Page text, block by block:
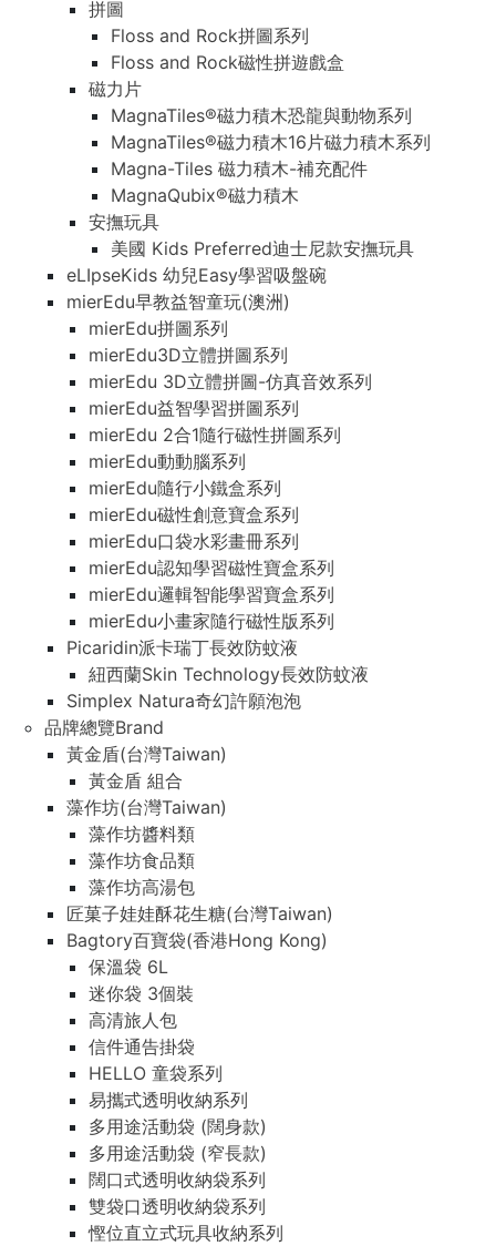
拼圖
Floss and Rock拼圖系列
Floss and Rock磁性拼遊戲盒
磁力片
MagnaTiles®磁力積木恐龍與動物系列
MagnaTiles®磁力積木16片磁力積木系列
Magna-Tiles 磁力積木-補充配件
MagnaQubix®磁力積木
安撫玩具
美國 Kids Preferred迪士尼款安撫玩具
eLIpseKids 幼兒Easy學習吸盤碗
mierEdu早教益智童玩(澳洲)
mierEdu拼圖系列
mierEdu3D立體拼圖系列
mierEdu 3D立體拼圖-仿真音效系列
mierEdu益智學習拼圖系列
mierEdu 2合1隨行磁性拼圖系列
mierEdu動動腦系列
mierEdu隨行小鐵盒系列
mierEdu磁性創意寶盒系列
mierEdu口袋水彩畫冊系列
mierEdu認知學習磁性寶盒系列
mierEdu邏輯智能學習寶盒系列
mierEdu小畫家隨行磁性版系列
Picaridin派卡瑞丁長效防蚊液
紐西蘭Skin Technology長效防蚊液
Simplex Natura奇幻許願泡泡
品牌總覽Brand
黃金盾(台灣Taiwan)
黃金盾 組合
藻作坊(台灣Taiwan)
藻作坊醬料類
藻作坊食品類
藻作坊高湯包
匠菓子娃娃酥花生糖(台灣Taiwan)
Bagtory百寶袋(香港Hong Kong)
保溫袋 6L
迷你袋 3個裝
高清旅人包
信件通告掛袋
HELLO 童袋系列
易攜式透明收納系列
多用途活動袋 (闊身款)
多用途活動袋 (窄長款)
闊口式透明收納袋系列
雙袋口透明收納袋系列
慳位直立式玩具收納系列